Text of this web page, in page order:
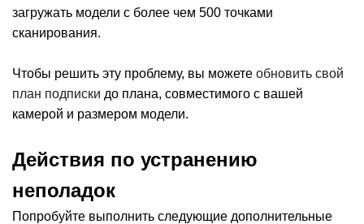
загружать модели с более чем 500 точками
сканирования.
Чтобы решить эту проблему, вы можете обновить свой
план подписки до плана, совместимого с вашей
камерой и размером модели.
Действия по устранению
неполадок
Попробуйте выполнить следующие дополнительные